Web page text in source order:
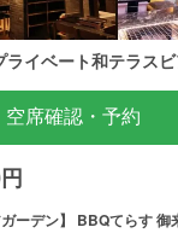
イベート和テラス
空席確認・予約
ーデン】 BBQてらす 御